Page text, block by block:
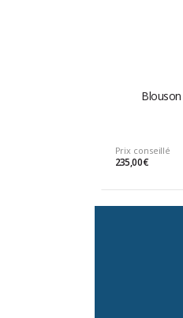
Blouson
Prix conseillé
235,00 €